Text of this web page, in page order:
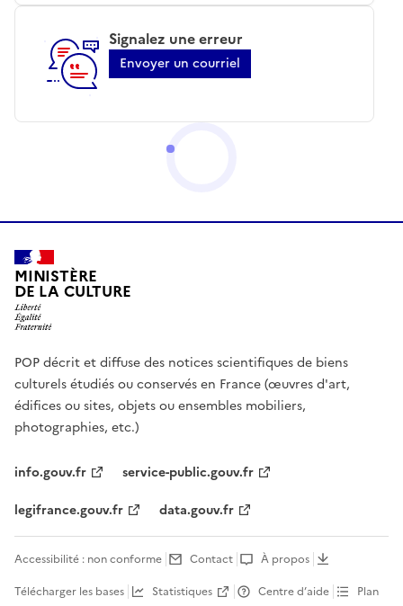
Signalez une erreur
Envoyer un courriel
MINISTÈRE
DE LA CULTURE
POP décrit et diffuse des notices scientifiques de biens
culturels étudiés ou conservés en France (œuvres d'art,
édifices ou sites, objets ou ensembles mobiliers,
photographies, etc.)
info.gouv.fr
service-public.gouv.fr
legifrance.gouv.fr
data.gouv.fr
Accessibilité : non conforme Contact
À propos
Télécharger les bases
Statistiques Centre d’aide Plan